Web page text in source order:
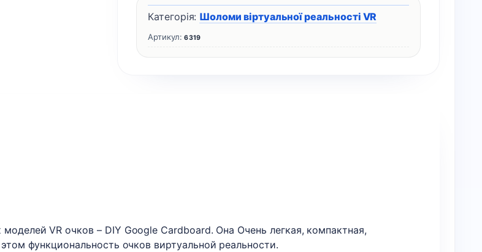
Артикул:6319
Категорія: Шоломи віртуальної реальності VR
VR очков – DIY Google Cardboard. Она Очень легкая, компактная,
функциональность очков виртуальной реальности.